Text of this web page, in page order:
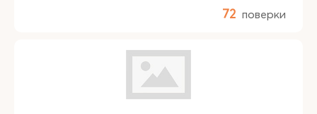
72 поверки